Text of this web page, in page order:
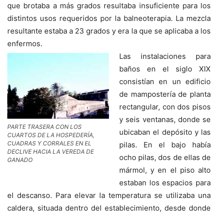
que brotaba a más grados resultaba insuficiente para los
distintos usos requeridos por la balneoterapia. La mezcla
resultante estaba a 23 grados y era la que se aplicaba a los
enfermos.
PARTE TRASERA CON LOS
CUARTOS DE LA HOSPEDERÍA,
CUADRAS Y CORRALES EN EL
DECLIVE HACIA LA VEREDA DE
GANADO
Las instalaciones para
baños en el siglo XIX
consistían en un edificio
de mampostería de planta
rectangular, con dos pisos
y seis ventanas, donde se
ubicaban el depósito y las
pilas. En el bajo había
ocho pilas, dos de ellas de
mármol, y en el piso alto
estaban los espacios para
el descanso. Para elevar la temperatura se utilizaba una
caldera, situada dentro del establecimiento, desde donde